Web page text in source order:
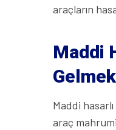
araçların
Maddi
Maddi
araç